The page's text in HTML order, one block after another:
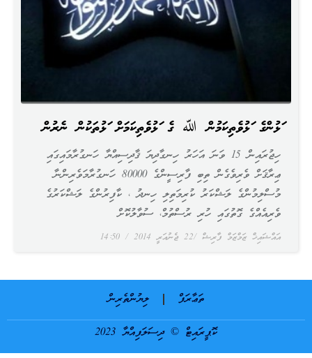
އަޅުންގެ އަޅުވެތިކަމުން ﷲ ގެ އަޅުވެތިކަމަށް އަޅުތަކުން ނެރުން
އައްޝައިޚް ޒަމްޒަމް ފާރިޝް 22 ޖެނުއަރީ 2014
ހިޖުރައިން 15 ވަނަ އަހަރު ހިނގާދިޔަ ޤާދިސިއްޔާ ހަނގުރާމައިގައި
ޢިރާޤަށް ވެރިވެގެން ތިބި ފާރިސީންގެ 80000 ހަނގުރާމަވެރިންނާ
މުސްލިމުންގެ ލަޝްކަރު ކުރިމަތިލި ހިނދު ، ކާފިރުންގެ ލަޝްކަރުގެ
ވެރިއެއްގެ ގޮތުގައި ހުރި ރުސްތުމް، ސުވާލުކޮށް
ތަޢާރަފް
ލިޔުންތެރިން
ކޮޕީރައިޓް © ދިސަލަފިއްޔާ 2023